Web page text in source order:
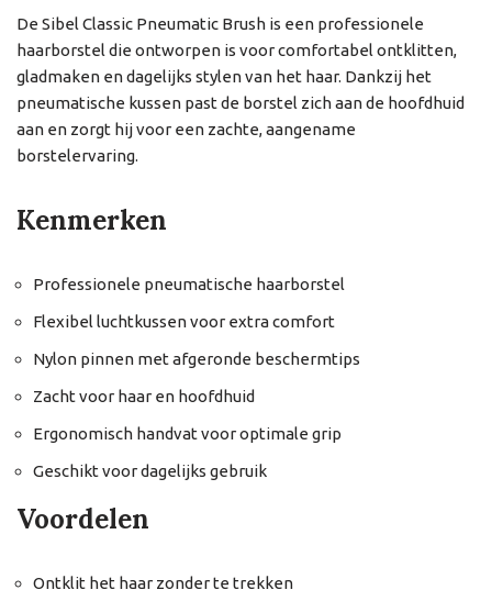
De Sibel Classic Pneumatic Brush is een professionele
haarborstel die ontworpen is voor comfortabel ontklitten,
gladmaken en dagelijks stylen van het haar. Dankzij het
pneumatische kussen past de borstel zich aan de hoofdhuid
aan en zorgt hij voor een zachte, aangename
borstelervaring.
Kenmerken
Professionele pneumatische haarborstel
Flexibel luchtkussen voor extra comfort
Nylon pinnen met afgeronde beschermtips
Zacht voor haar en hoofdhuid
Ergonomisch handvat voor optimale grip
Geschikt voor dagelijks gebruik
Voordelen
Ontklit het haar zonder te trekken